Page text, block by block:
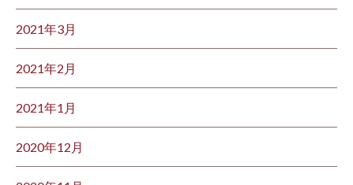
2021年3月
2021年2月
2021年1月
2020年12月